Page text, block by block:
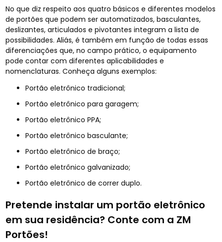
No que diz respeito aos quatro básicos e diferentes modelos
de portões que podem ser automatizados, basculantes,
deslizantes, articulados e pivotantes integram a lista de
possibilidades. Aliás, é também em função de todas essas
diferenciações que, no campo prático, o equipamento
pode contar com diferentes aplicabilidades e
nomenclaturas. Conheça alguns exemplos:
Portão eletrônico tradicional;
Portão eletrônico para garagem;
Portão eletrônico PPA;
Portão eletrônico basculante;
Portão eletrônico de braço;
Portão eletrônico galvanizado;
Portão eletrônico de correr duplo.
Pretende instalar um portão eletrônico
em sua residência? Conte com a ZM
Portões!